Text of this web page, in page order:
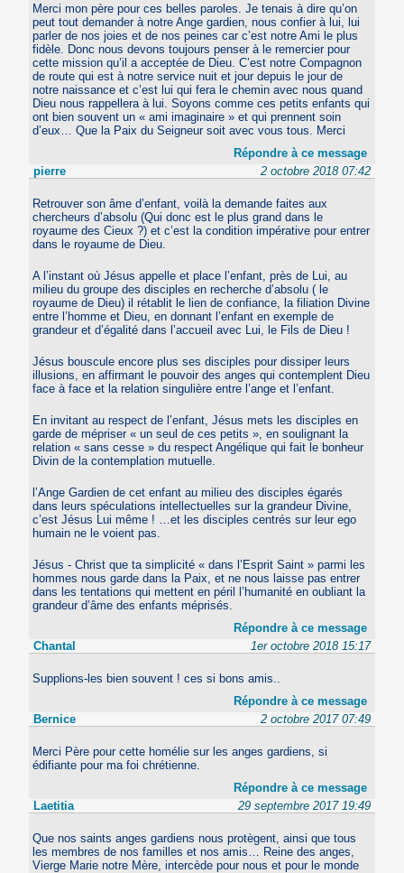
Merci mon père pour ces belles paroles. Je tenais à dire qu’on
peut tout demander à notre Ange gardien, nous confier à lui, lui
parler de nos joies et de nos peines car c’est notre Ami le plus
fidèle. Donc nous devons toujours penser à le remercier pour
cette mission qu’il a acceptée de Dieu. C’est notre Compagnon
de route qui est à notre service nuit et jour depuis le jour de
notre naissance et c’est lui qui fera le chemin avec nous quand
Dieu nous rappellera à lui. Soyons comme ces petits enfants qui
ont bien souvent un « ami imaginaire » et qui prennent soin
d’eux… Que la Paix du Seigneur soit avec vous tous. Merci
Répondre à ce message
pierre
2 octobre 2018 07:42
Retrouver son âme d’enfant, voilà la demande faites aux
chercheurs d’absolu (Qui donc est le plus grand dans le
royaume des Cieux ?) et c’est la condition impérative pour entrer
dans le royaume de Dieu.
A l’instant où Jésus appelle et place l’enfant, près de Lui, au
milieu du groupe des disciples en recherche d’absolu ( le
royaume de Dieu) il rétablit le lien de confiance, la filiation Divine
entre l’homme et Dieu, en donnant l’enfant en exemple de
grandeur et d’égalité dans l’accueil avec Lui, le Fils de Dieu !
Jésus bouscule encore plus ses disciples pour dissiper leurs
illusions, en affirmant le pouvoir des anges qui contemplent Dieu
face à face et la relation singulière entre l’ange et l’enfant.
En invitant au respect de l’enfant, Jésus mets les disciples en
garde de mépriser « un seul de ces petits », en soulignant la
relation « sans cesse » du respect Angélique qui fait le bonheur
Divin de la contemplation mutuelle.
l’Ange Gardien de cet enfant au milieu des disciples égarés
dans leurs spéculations intellectuelles sur la grandeur Divine,
c’est Jésus Lui même ! …et les disciples centrés sur leur ego
humain ne le voient pas.
Jésus - Christ que ta simplicité « dans l’Esprit Saint » parmi les
hommes nous garde dans la Paix, et ne nous laisse pas entrer
dans les tentations qui mettent en péril l’humanité en oubliant la
grandeur d’âme des enfants méprisés.
Répondre à ce message
Chantal
1er octobre 2018 15:17
Supplions-les bien souvent ! ces si bons amis..
Répondre à ce message
Bernice
2 octobre 2017 07:49
Merci Père pour cette homélie sur les anges gardiens, si
édifiante pour ma foi chrétienne.
Répondre à ce message
Laetitia
29 septembre 2017 19:49
Que nos saints anges gardiens nous protègent, ainsi que tous
les membres de nos familles et nos amis… Reine des anges,
Vierge Marie notre Mère, intercède pour nous et pour le monde